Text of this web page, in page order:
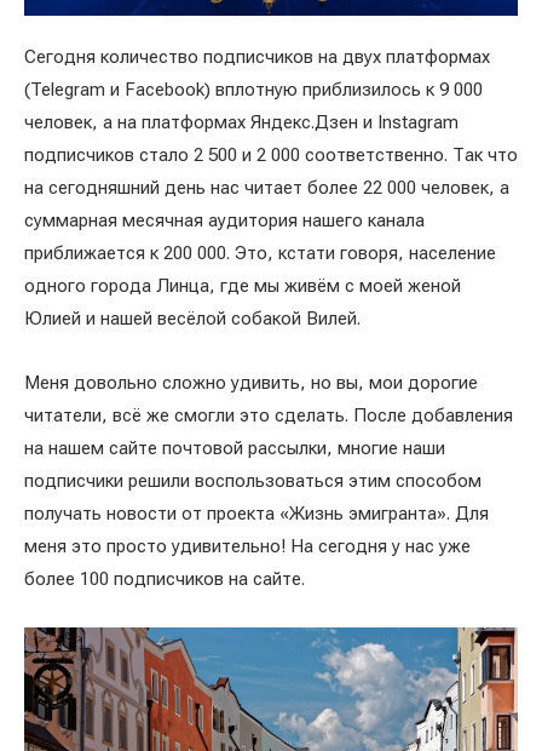
Сегодня количество подписчиков на двух платформах
(Telegram и Facebook) вплотную приблизилось к 9 000
человек, а на платформах Яндекс.Дзен и Instagram
подписчиков стало 2 500 и 2 000 соответственно. Так что
на сегодняшний день нас читает более 22 000 человек, а
суммарная месячная аудитория нашего канала
приближается к 200 000. Это, кстати говоря, население
одного города Линца, где мы живём с моей женой
Юлией и нашей весёлой собакой Вилей.
Меня довольно сложно удивить, но вы, мои дорогие
читатели, всё же смогли это сделать. После добавления
на нашем сайте почтовой рассылки, многие наши
подписчики решили воспользоваться этим способом
получать новости от проекта «Жизнь эмигранта». Для
меня это просто удивительно! На сегодня у нас уже
более 100 подписчиков на сайте.